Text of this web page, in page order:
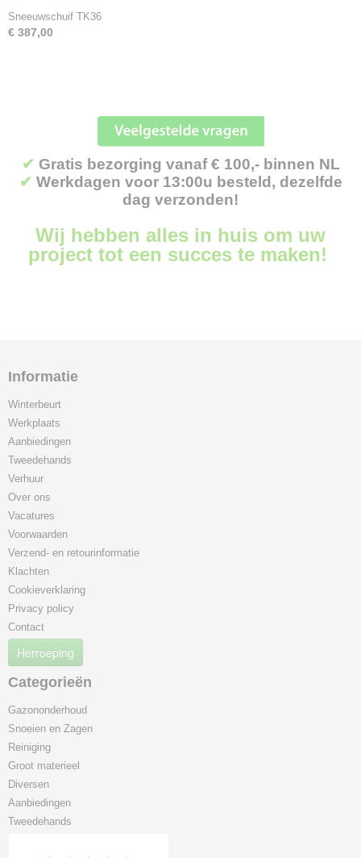
Sneeuwschuif TK36
€ 387,00
✔ Gratis bezorging vanaf € 100,- binnen NL
✔ Werkdagen voor 13:00u besteld, dezelfde
dag verzonden!
Wij hebben alles in huis om uw
project tot een succes te maken!
Informatie
Winterbeurt
Werkplaats
Aanbiedingen
Tweedehands
Verhuur
Over ons
Vacatures
Voorwaarden
Verzend- en retourinformatie
Klachten
Cookieverklaring
Privacy policy
Contact
Herroeping
Categorieën
Gazononderhoud
Snoeien en Zagen
Reiniging
Groot materieel
Diversen
Aanbiedingen
Tweedehands